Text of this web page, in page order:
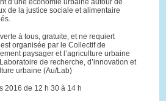
d’une économie urbaine autour de
de la justice sociale et alimentaire
à tous, gratuite, et ne requiert
organisée par le Collectif de
paysager et l’agriculture urbaine
de recherche, d’innovation et
urbaine (Au/Lab)
2016 de 12 h 30 à 14 h